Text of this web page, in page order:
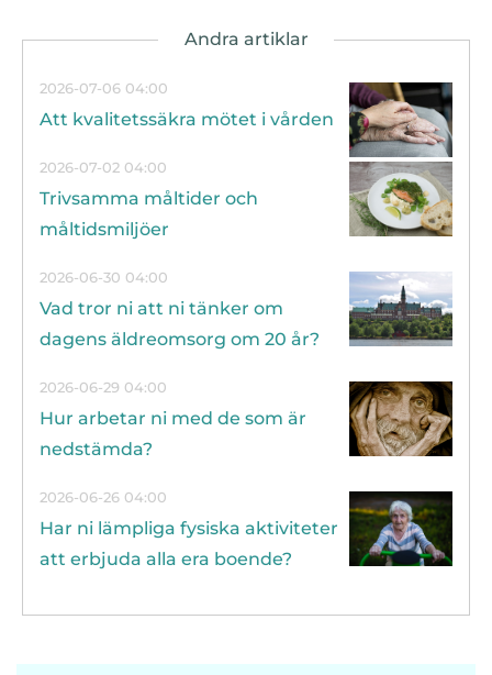
2026-07-06 04:00
Att kvalitetssäkra mötet i vården
2026-07-02 04:00
Trivsamma måltider och
måltidsmiljöer
2026-06-30 04:00
Vad tror ni att ni tänker om
dagens äldreomsorg om 20 år?
2026-06-29 04:00
Hur arbetar ni med de som är
nedstämda?
2026-06-26 04:00
Har ni lämpliga fysiska aktiviteter
att erbjuda alla era boende?